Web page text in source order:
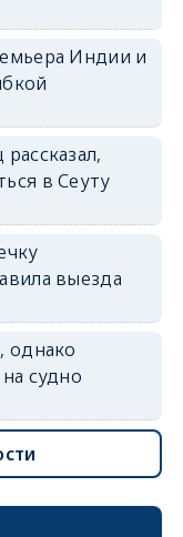
Индии и
в Сеуту
выезда
однако
судно